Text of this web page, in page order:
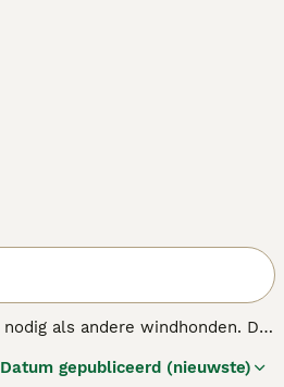
als andere windhonden. De
ontspannen aard en om hun
Datum gepubliceerd (nieuwste)